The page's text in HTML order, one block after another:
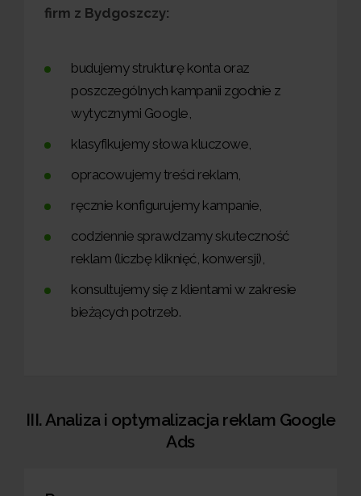
firm z Bydgoszczy:
budujemy strukturę konta oraz
poszczególnych kampanii zgodnie z
wytycznymi Google,
klasyfikujemy słowa kluczowe,
opracowujemy treści reklam,
ręcznie konfigurujemy kampanie,
codziennie sprawdzamy skuteczność
reklam (liczbę kliknięć, konwersji),
konsultujemy się z klientami w zakresie
bieżących potrzeb.
III. Analiza i optymalizacja reklam Google
Ads